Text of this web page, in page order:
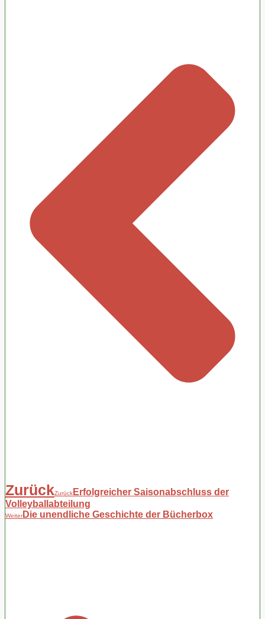
ZurückZurück Erfolgreicher Saisonabschluss der
Volleyballabteilung
WeiterDie unendliche Geschichte der Bücherbox